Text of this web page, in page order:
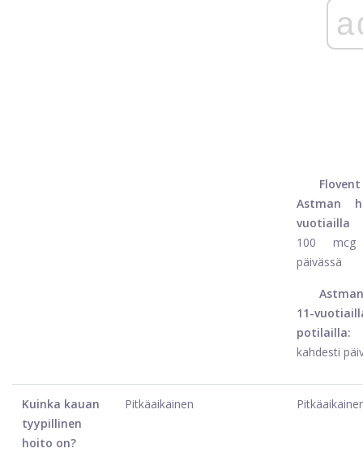
Astman
vuotiailla
100 mcg
päivässä
11-
potilailla:
kahdesti
Kuinka kauan
tyypillinen
hoito on?
Pitkäaikainen